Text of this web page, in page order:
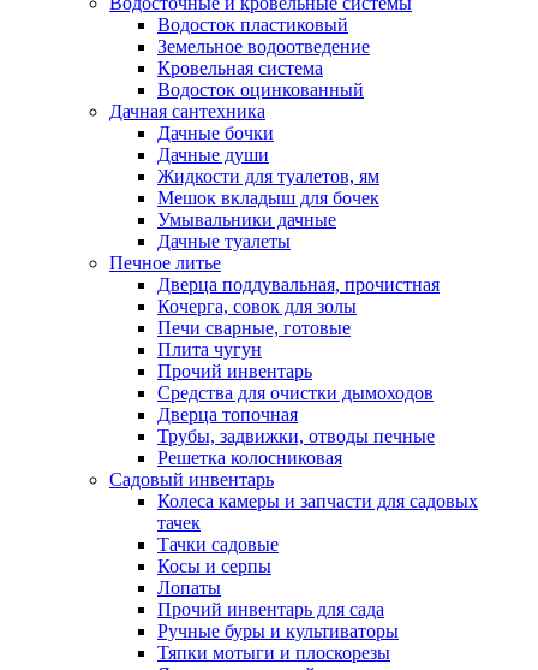
Водосток пластиковый
Земельное водоотведение
Кровельная система
Водосток оцинкованный
Дачная сантехника
Дачные бочки
Дачные души
Жидкости для туалетов, ям
Мешок вкладыш для бочек
Умывальники дачные
Дачные туалеты
Печное литье
Дверца поддувальная, прочистная
Кочерга, совок для золы
Печи сварные, готовые
Плита чугун
Прочий инвентарь
Средства для очистки дымоходов
Дверца топочная
Трубы, задвижки, отводы печные
Решетка колосниковая
Садовый инвентарь
Колеса камеры и запчасти для садовых
тачек
Тачки садовые
Косы и серпы
Лопаты
Прочий инвентарь для сада
Ручные буры и культиваторы
Тяпки мотыги и плоскорезы